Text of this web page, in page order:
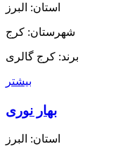
استان: البرز
شهرستان: کرج
برند: کرج گالری
بیشتر
بهار نوری
استان: البرز